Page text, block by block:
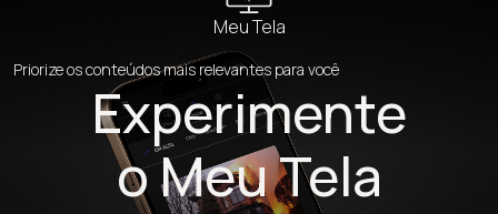
Meu Tela
Priorize os conteúdos mais relevantes para você
Experimente
o Meu Tela